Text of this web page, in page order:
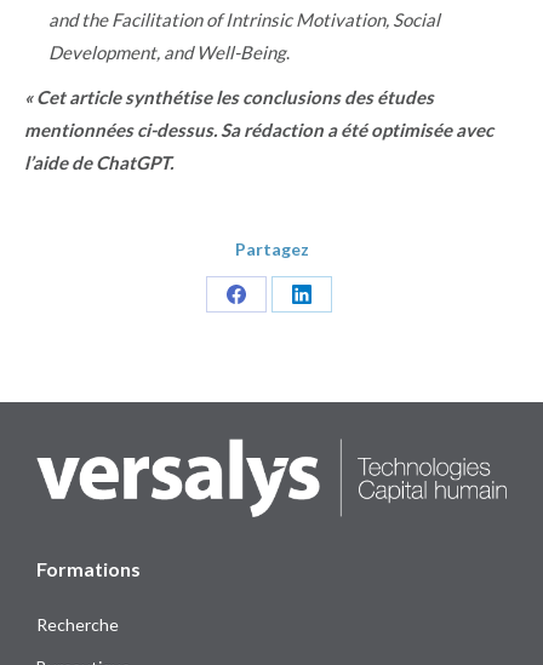
and the Facilitation of Intrinsic Motivation, Social
Development, and Well-Being.
« Cet article synthétise les conclusions des études
mentionnées ci-dessus. Sa rédaction a été optimisée avec
l’aide de ChatGPT.
Partagez
Share
Share
Formations
Recherche